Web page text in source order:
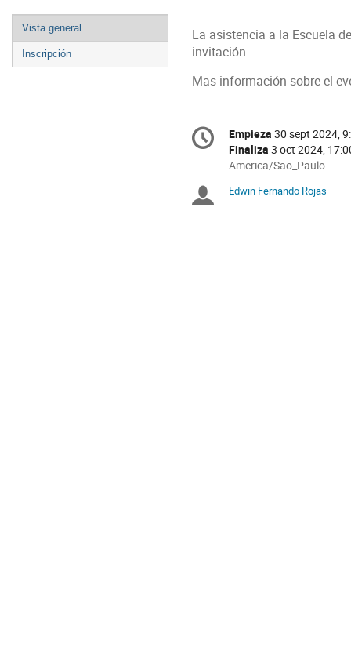
Event
menu
Vista general
Inscripción
La asistencia a la Escuela
invitación.
Mas información sobre el
Conference
information
Fecha/Hora
Empieza 30 sept 2024,
Finaliza 3 oct 2024,
All
are
America/Sao_Paulo
Moderadores
Edwin Fernando Rojas